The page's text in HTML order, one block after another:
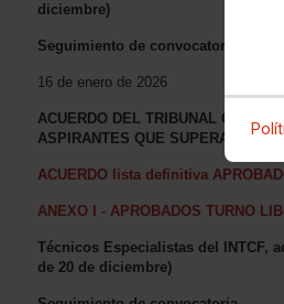
diciembre)
Seguimiento de convocatoria
16 de enero de 2026
ACUERDO DEL TRIBUNAL
ASPIRANTES QUE SUPERAN EL
ACUERDO lista definitiva
ANEXO I - APROBADOS TURNO
Técnicos Especialistas del INTCF,
de 20 de diciembre)